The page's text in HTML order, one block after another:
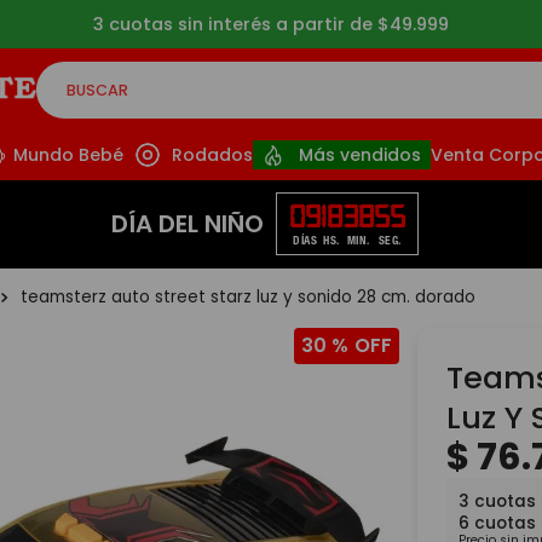
Envíos gratis a partir de $39.999 (CABA y
BUSCAR
Mundo Bebé Rodados Más vendidos Venta
DÍA DEL NIÑO 09
DÍAS
18
HS.
38
MIN.
55
SEG.
teamsterz auto street starz luz y sonido 28 cm. dorado
30 %
Luz
$76.
3 cuotas
6 cuotas